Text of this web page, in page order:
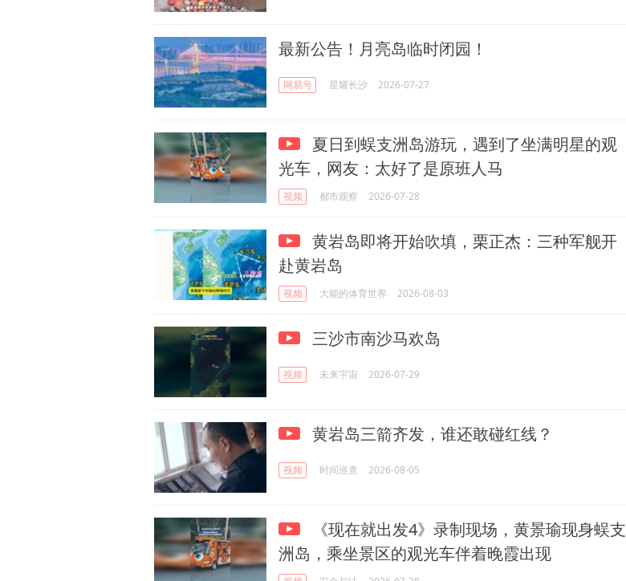
最新公告！月亮岛临时闭园！
网易号 星耀长沙 2026-07-27
夏日到蜈支洲岛游玩，遇到了坐满明星的观
光车，网友：太好了是原班人马
视频 都市观察 2026-07-28
黄岩岛即将开始吹填，栗正杰：三种军舰开
赴黄岩岛
视频 大能的体育世界 2026-08-03
三沙市南沙马欢岛
视频 未来宇宙 2026-07-29
黄岩岛三箭齐发，谁还敢碰红线？
视频 时间巡查 2026-08-05
《现在就出发4》录制现场，黄景瑜现身蜈支
洲岛，乘坐景区的观光车伴着晚霞出现